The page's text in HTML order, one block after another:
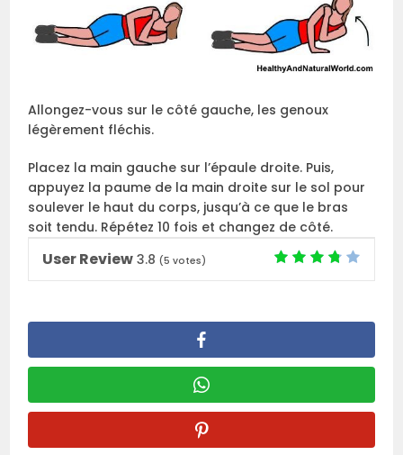
Allongez-vous sur le côté gauche, les genoux
légèrement fléchis.
Placez la main gauche sur l’épaule droite. Puis,
appuyez la paume de la main droite sur le sol pour
soulever le haut du corps, jusqu’à ce que le bras
soit tendu. Répétez 10 fois et changez de côté.
User Review 3.8 (5 votes)